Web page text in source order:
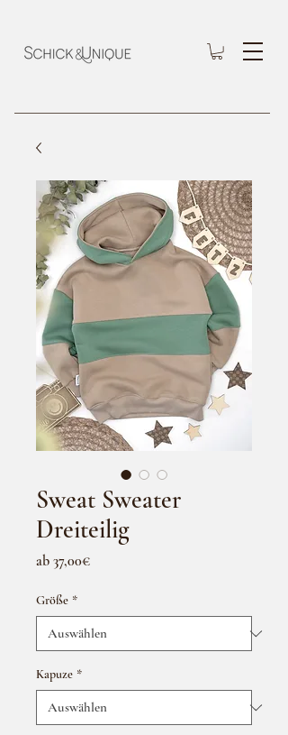
Sweat Sweater
Dreiteilig
ab 37,00€Sale-
Größe *
Kapuze *